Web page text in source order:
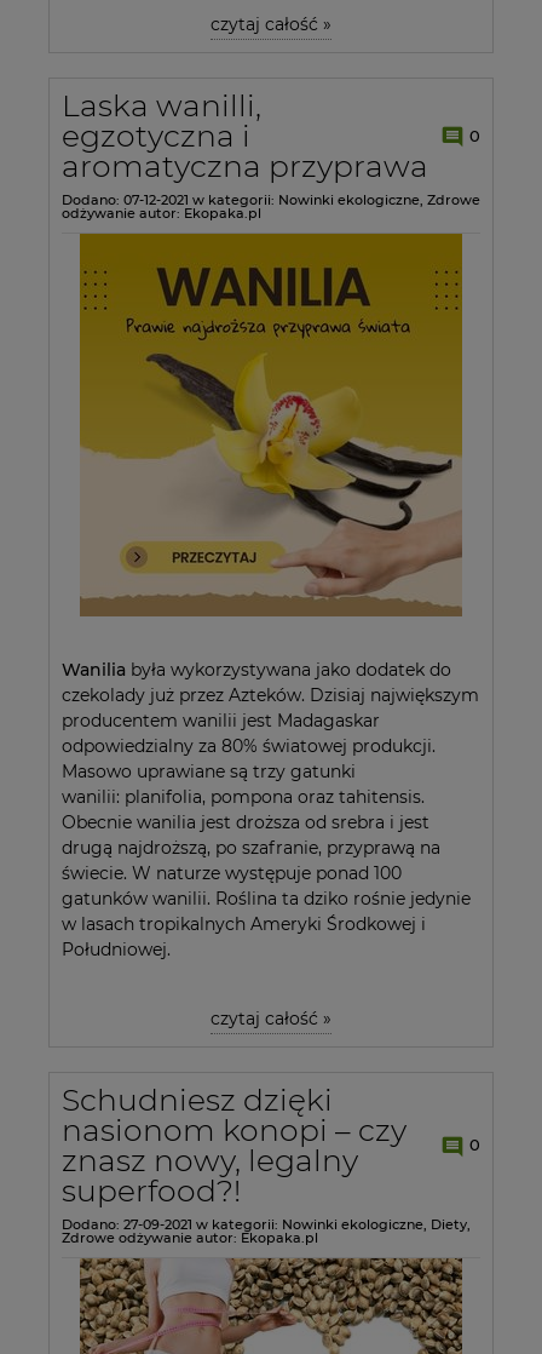
czytaj całość »
Laska wanilli,
egzotyczna i
aromatyczna przyprawa
0
Dodano: 07-12-2021 w kategorii: Nowinki ekologiczne, Zdrowe
odżywanie autor: Ekopaka.pl
Wanilia była wykorzystywana jako dodatek do
czekolady już przez Azteków. Dzisiaj największym
producentem wanilii jest Madagaskar
odpowiedzialny za 80% światowej produkcji.
Masowo uprawiane są trzy gatunki
wanilii: planifolia, pompona oraz tahitensis.
Obecnie wanilia jest droższa od srebra i jest
drugą najdroższą, po szafranie, przyprawą na
świecie. W naturze występuje ponad 100
gatunków wanilii. Roślina ta dziko rośnie jedynie
w lasach tropikalnych Ameryki Środkowej i
Południowej.
czytaj całość »
Schudniesz dzięki
nasionom konopi – czy
znasz nowy, legalny
superfood?!
0
Dodano: 27-09-2021 w kategorii: Nowinki ekologiczne, Diety,
Zdrowe odżywanie autor: Ekopaka.pl